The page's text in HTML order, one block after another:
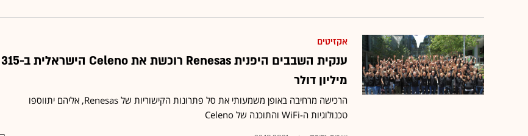
אקזיטים
ענקית השבבים היפנית Renesas רוכשת את Celeno הישראלית ב-315
מיליון דולר
הרכישה מרחיבה באופן משמעותי את סל פתרונות הקישוריות של Renesas, אליהם יתווספו
טכנולוגיות ה-WiFi והתוכנה של Celeno